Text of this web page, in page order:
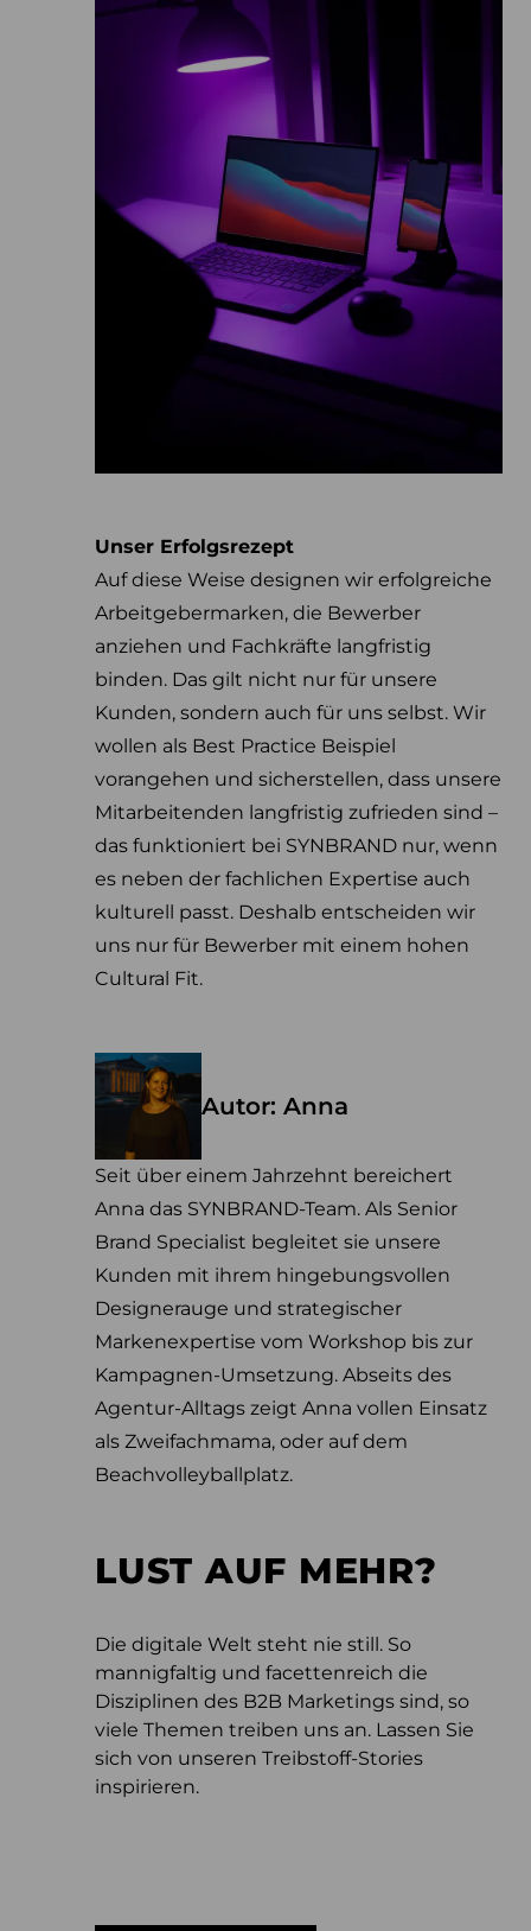
Unser Erfolgsrezept
Auf diese Weise designen wir erfolgreiche
Arbeitgebermarken, die Bewerber
anziehen und Fachkräfte langfristig
binden. Das gilt nicht nur für unsere
Kunden, sondern auch für uns selbst. Wir
wollen als Best Practice Beispiel
vorangehen und sicherstellen, dass unsere
Mitarbeitenden langfristig zufrieden sind –
das funktioniert bei SYNBRAND nur, wenn
es neben der fachlichen Expertise auch
kulturell passt. Deshalb entscheiden wir
uns nur für Bewerber mit einem hohen
Cultural Fit.
Autor: Anna
Seit über einem Jahrzehnt bereichert
Anna das SYNBRAND-Team. Als Senior
Brand Specialist begleitet sie unsere
Kunden mit ihrem hingebungsvollen
Designerauge und strategischer
Markenexpertise vom Workshop bis zur
Kampagnen-Umsetzung. Abseits des
Agentur-Alltags zeigt Anna vollen Einsatz
als Zweifachmama, oder auf dem
Beachvolleyballplatz.
LUST AUF MEHR?
Die digitale Welt steht nie still. So
mannigfaltig und facettenreich die
Disziplinen des B2B Marketings sind, so
viele Themen treiben uns an. Lassen Sie
sich von unseren Treibstoff-Stories
inspirieren.
Januar 21, 2026 - 6 Min Lesezeit
Authentizität auf die Eins
Was bedeutet es, „echt“ zu sein?
Februar 3, 2025 - 4 Min Lesezeit
Merchandise mit Impact
Merchandise mit Impact: Langweilige
September 25, 2024 - 6 Min Lesezeit
Was ist Cross-Generational
Marketing?
Cross-Generational Marketing spricht alle
Generationen an, nutzt verschiedene